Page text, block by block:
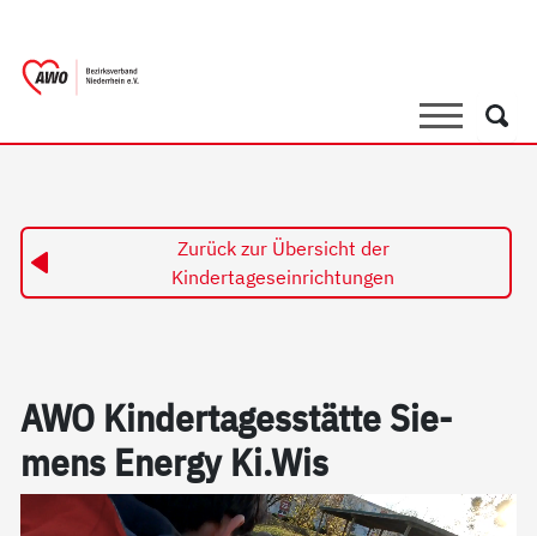
SucheSuche
Zurück zur Übersicht der
Kindertageseinrichtungen
AWO Kin­der­ta­ges­stät­te Sie­
mens En­er­gy Ki.Wis